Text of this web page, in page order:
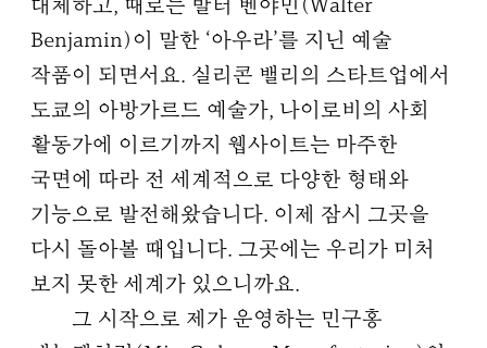
대체하고, 때로는 발터 벤야민(Walter
Benjamin)이 말한 ‘아우라’를 지닌 예술
작품이 되면서요. 실리콘 밸리의 스타트업에서
도쿄의 아방가르드 예술가, 나이로비의 사회
활동가에 이르기까지 웹사이트는 마주한
국면에 따라 전 세계적으로 다양한 형태와
기능으로 발전해왔습니다. 이제 잠시 그곳을
다시 돌아볼 때입니다. 그곳에는 우리가 미처
보지 못한 세계가 있으니까요.
그 시작으로 제가 운영하는 민구홍